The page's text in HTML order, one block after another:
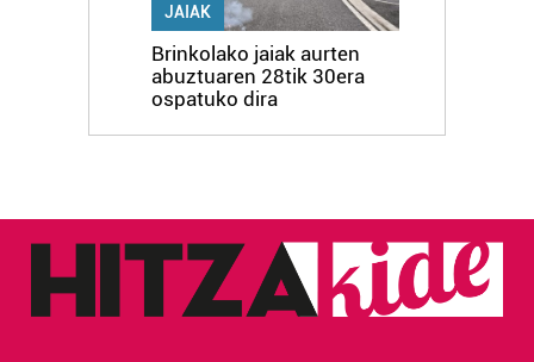
JAIAK
Brinkolako jaiak aurten
abuztuaren 28tik 30era
ospatuko dira